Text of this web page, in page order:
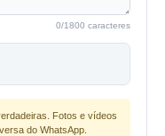
0/1800 caracteres
Fotos e vídeos
do WhatsApp.